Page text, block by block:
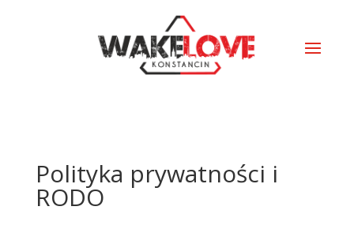
Polityka prywatności i
RODO